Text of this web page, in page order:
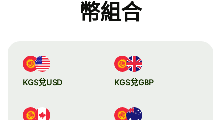
幣組合
KGS兌USD KGS兌GBP